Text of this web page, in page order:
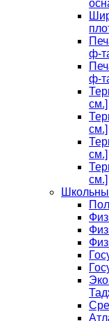
ф-
ф-
см.]
см.]
см.]
см.]